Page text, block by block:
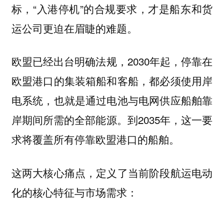
标，“入港停机”的合规要求，才是船东和货
运公司更迫在眉睫的难题。
欧盟已经出台明确法规，2030年起，停靠在
欧盟港口的集装箱船和客船，都必须使用岸
电系统，也就是通过电池与电网供应船舶靠
岸期间所需的全部能源。到2035年，这一要
求将覆盖所有停靠欧盟港口的船舶。
这两大核心痛点，定义了当前阶段航运电动
化的核心特征与市场需求：